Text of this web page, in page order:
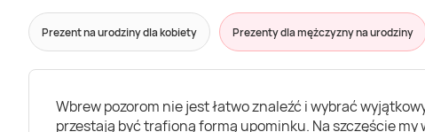
Prezent na urodziny dla kobiety Prezenty dla mężczyzny na urodziny
Wbrew pozorom nie jest łatwo znaleźć i wybrać
przestają być trafioną formą upominku. Na szczęście